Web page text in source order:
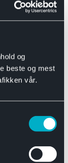
og
beste og mest
vår.